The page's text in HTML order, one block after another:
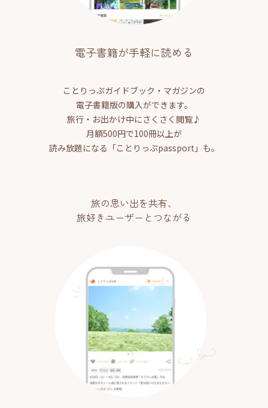
電子書籍が手軽に読める
ことりっぷガイドブック・マガジンの
電子書籍版の購入ができます。
旅行・お出かけ中にさくさく閲覧♪
月額500円で100冊以上が
読み放題になる「ことりっぷpassport」も。
旅の思い出を共有、
旅好きユーザーとつながる